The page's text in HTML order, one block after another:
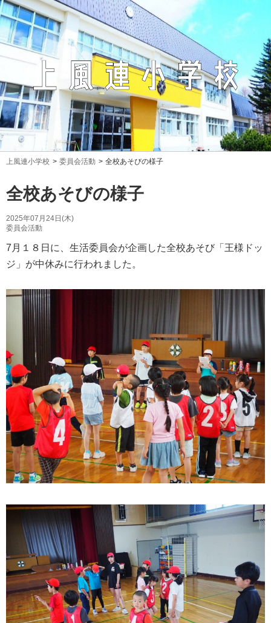
上風連小学校 委員会活動 全校あそびの様子
全校あそびの様子
2025年07月24日(木)
委員会活動
7月１８日に、生活委員会が企画した全校あそび「王様ドッ
ジ」が中休みに行われました。